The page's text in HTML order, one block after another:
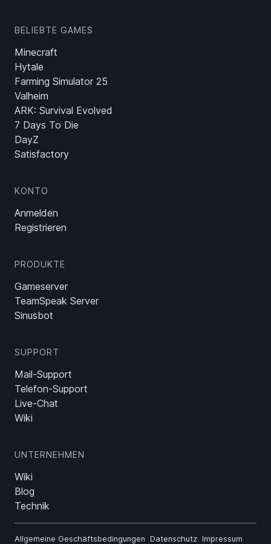
BELIEBTE GAMES
Minecraft
Hytale
Farming Simulator 25
Valheim
ARK: Survival Evolved
7 Days To Die
DayZ
Satisfactory
KONTO
Anmelden
Registrieren
PRODUKTE
Gameserver
TeamSpeak Server
Sinusbot
SUPPORT
Mail-Support
Telefon-Support
Live-Chat
Wiki
UNTERNEHMEN
Wiki
Blog
Technik
Allgemeine Geschäftsbedingungen Datenschutz Impressum